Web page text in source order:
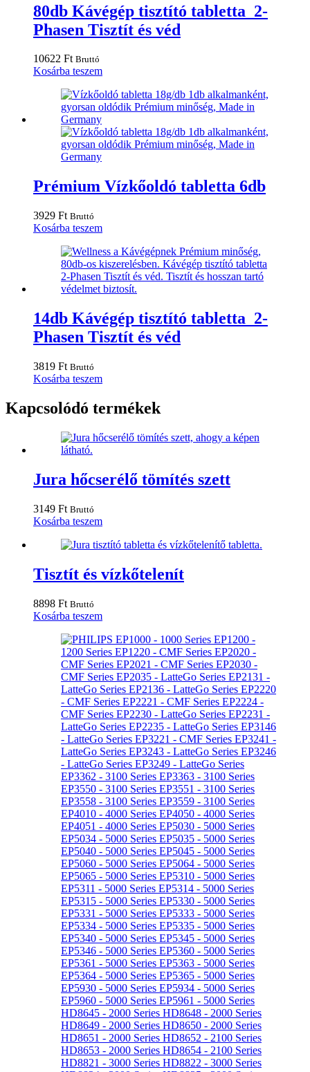
80db Kávégép tisztító tabletta 2-
Phasen Tisztít és véd
10622 Ft Bruttó
Kosárba teszem
Prémium Vízkőoldó tabletta 6db
3929 Ft Bruttó
Kosárba teszem
14db Kávégép tisztító tabletta 2-
Phasen Tisztít és véd
3819 Ft Bruttó
Kosárba teszem
Kapcsolódó termékek
Jura hőcserélő tömítés szett
3149 Ft Bruttó
Kosárba teszem
Tisztít és vízkőtelenít
8898 Ft Bruttó
Kosárba teszem